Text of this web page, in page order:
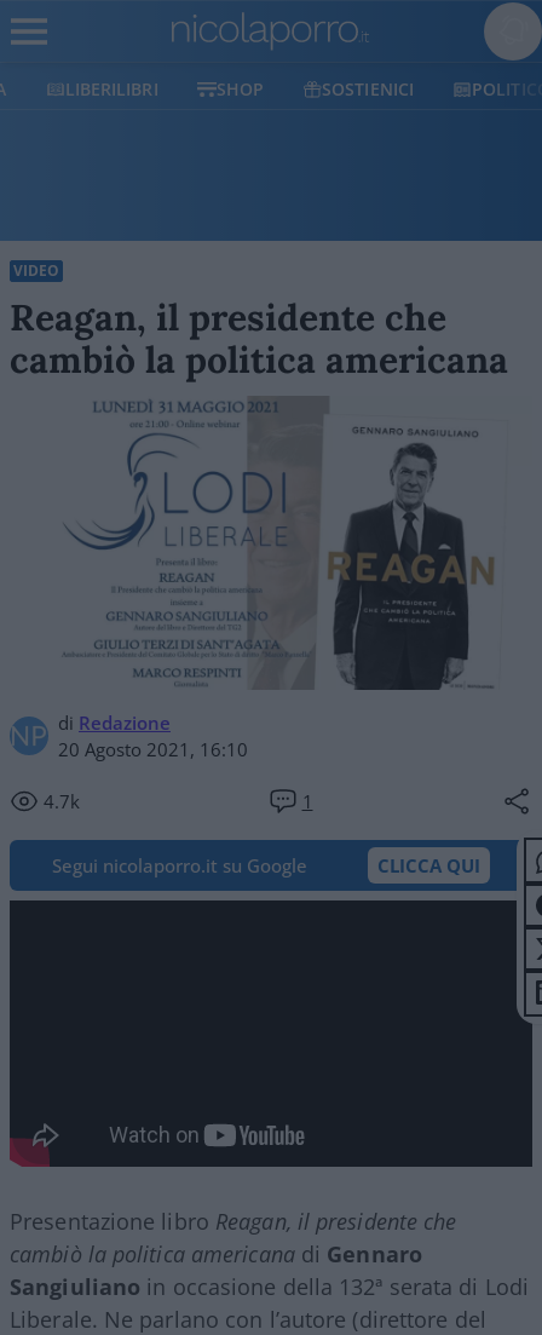
LIBERILIBRI SHOP SOSTIENICI POLITICO
VIDEO
Reagan, il presidente che
cambiò la politica americana
di Redazione
20 Agosto 2021, 16:10
4.7k 1
Segui nicolaporro.it su Google CLICCA QUI
Presentazione libro Reagan, il presidente che
cambiò la politica americanadi Gennaro
Sangiuliano in occasione della 132ª serata di Lodi
Liberale. Ne parlano con l’autore (direttore del